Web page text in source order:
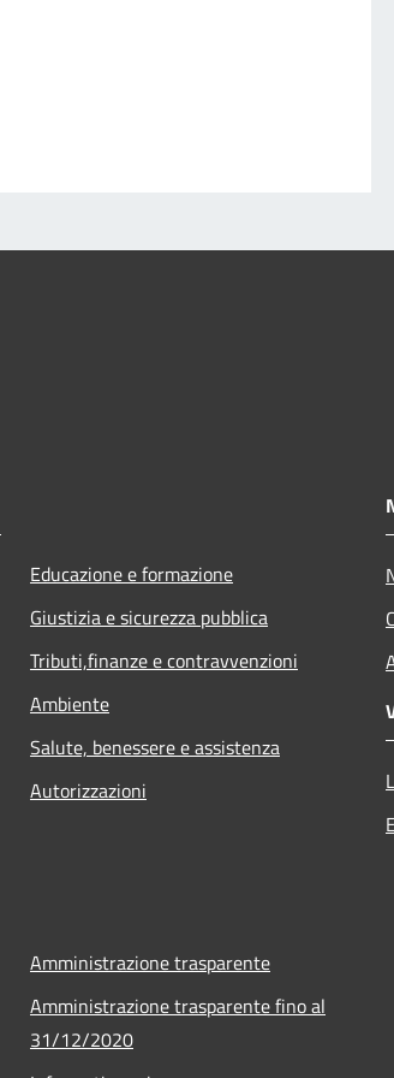
Educazione e formazione
Giustizia e sicurezza pubblica
Tributi,finanze e contravvenzioni
Ambiente
Salute, benessere e assistenza
Autorizzazioni
Amministrazione trasparente
Amministrazione trasparente fino al
31/12/2020